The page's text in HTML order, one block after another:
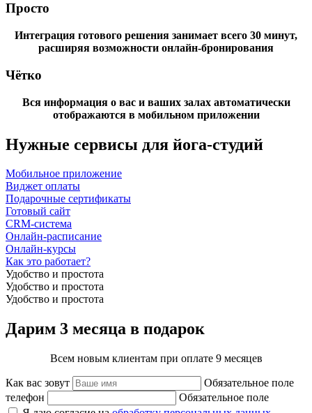
Просто
Интеграция готового решения занимает всего 30 минут,
расширяя возможности онлайн-бронирования
Чётко
Вся информация о вас и ваших залах автоматически
отображаются в мобильном приложении
Нужные сервисы для йога-студий
Мобильное приложение
Виджет оплаты
Подарочные сертификаты
Готовый сайт
CRM-система
Онлайн-расписание
Онлайн-курсы
Как это работает?
Удобство и простота
Удобство и простота
Удобство и простота
Дарим 3 месяца в подарок
Всем новым клиентам при оплате 9 месяцев
Как вас зовут
Обязательное поле
телефон
Обязательное поле